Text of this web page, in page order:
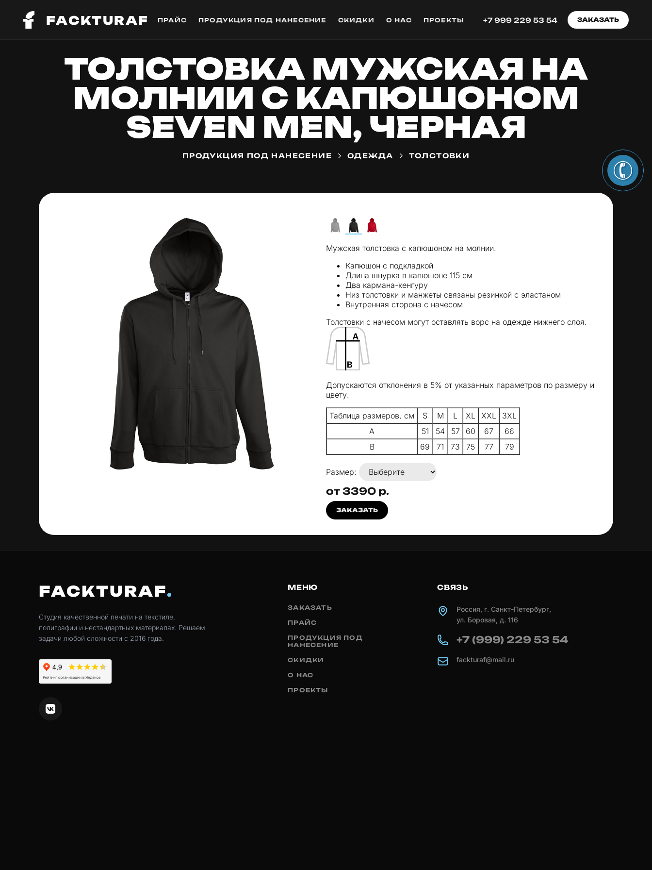
FACKTURAF ПРАЙС ПРОДУКЦИЯ ПОД НАНЕСЕНИЕ СКИДКИ О НАС ПРОЕКТЫ +7 999 229 53 54 ЗАКАЗАТЬ
ТОЛСТОВКА МУЖСКАЯ НА
МОЛНИИ С КАПЮШОНОМ
SEVEN MEN, ЧЕРНАЯ
ПРОДУКЦИЯ ПОД НАНЕСЕНИЕ ОДЕЖДА ТОЛСТОВКИ
Мужская толстовка с капюшоном на молнии.
Капюшон с подкладкой
Длина шнурка в капюшоне 115 см
Два кармана-кенгуру
Низ толстовки и манжеты связаны резинкой с эластаном
Внутренняя сторона с начесом
Толстовки с начесом могут оставлять ворс на одежде нижнего слоя.
Допускаются отклонения в 5% от указанных параметров по размеру и
цвету.
Таблица размеров, см S M L XL XXL
3XL
A
51 54 57 60 67
66
B
69 71 73 75 77 79
Размер:
от 3390 р.
ЗАКАЗАТЬ
FACKTURAF
Студия качественной печати на текстиле,
полиграфии и нестандартных материалах. Решаем
задачи любой сложности с 2016 года.
МЕНЮ
ЗАКАЗАТЬ
ПРАЙС
ПРОДУКЦИЯ ПОД
НАНЕСЕНИЕ
СКИДКИ
О НАС
ПРОЕКТЫ
СВЯЗЬ
Россия, г. Санкт-Петербург,
ул. Боровая, д. 116
+7 (999) 229 53 54
fackturaf@mail.ru